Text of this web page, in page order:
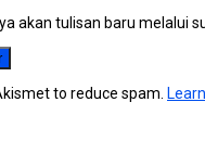
akan tulisan baru melalui
to reduce spam.